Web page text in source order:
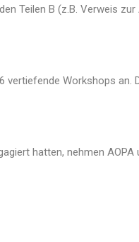
Teilen B (z.B. Verweis
vertiefende Workshops
hatten, nehmen AOPA